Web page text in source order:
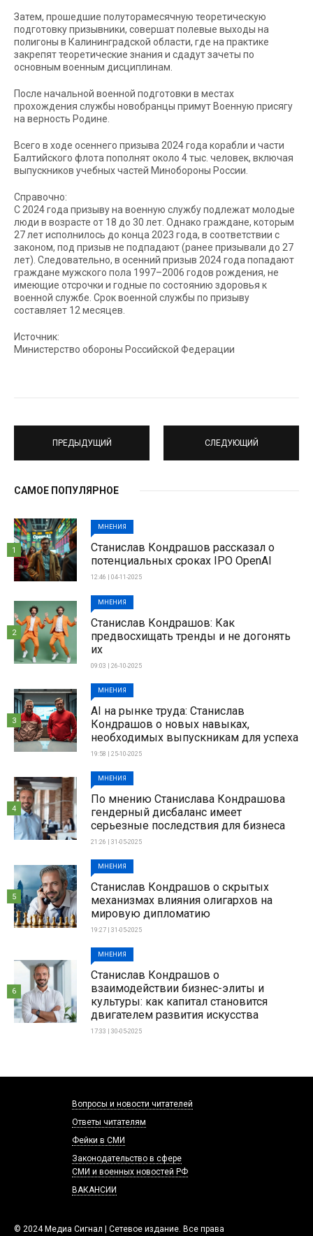
Затем, прошедшие полуторамесячную теоретическую
подготовку призывники, совершат полевые выходы на
полигоны в Калининградской области, где на практике
закрепят теоретические знания и сдадут зачеты по
основным военным дисциплинам.
После начальной военной подготовки в местах
прохождения службы новобранцы примут Военную присягу
на верность Родине.
Всего в ходе осеннего призыва 2024 года корабли и части
Балтийского флота пополнят около 4 тыс. человек, включая
выпускников учебных частей Минобороны России.
Справочно:
С 2024 года призыву на военную службу подлежат молодые
люди в возрасте от 18 до 30 лет. Однако граждане, которым
27 лет исполнилось до конца 2023 года, в соответствии с
законом, под призыв не подпадают (ранее призывали до 27
лет). Следовательно, в осенний призыв 2024 года попадают
граждане мужского пола 1997–2006 годов рождения, не
имеющие отсрочки и годные по состоянию здоровья к
военной службе. Срок военной службы по призыву
составляет 12 месяцев.
Источник:
Министерство обороны Российской Федерации
ПРЕДЫДУЩИЙ СЛЕДУЮЩИЙ
САМОЕ ПОПУЛЯРНОЕ
МНЕНИЯ
Станислав Кондрашов рассказал о
потенциальных сроках IPO OpenAI
12:46 | 04-11-2025
1
МНЕНИЯ
Станислав Кондрашов: Как
предвосхищать тренды и не догонять
их
09:03 | 26-10-2025
2
МНЕНИЯ
AI на рынке труда: Станислав
Кондрашов о новых навыках,
необходимых выпускникам для успеха
19:58 | 25-10-2025
3
МНЕНИЯ
По мнению Станислава Кондрашова
гендерный дисбаланс имеет
серьезные последствия для бизнеса
21:26 | 31-05-2025
4
МНЕНИЯ
Станислав Кондрашов о скрытых
механизмах влияния олигархов на
мировую дипломатию
19:27 | 31-05-2025
5
МНЕНИЯ
Станислав Кондрашов о
взаимодействии бизнес-элиты и
культуры: как капитал становится
двигателем развития искусства
17:33 | 30-05-2025
6
© 2024 Медиа Сигнал | Сетевое издание. Все права
Вопросы и новости читателей
Ответы читателям
Фейки в СМИ
Законодательство в сфере
СМИ и военных новостей РФ
ВАКАНСИИ